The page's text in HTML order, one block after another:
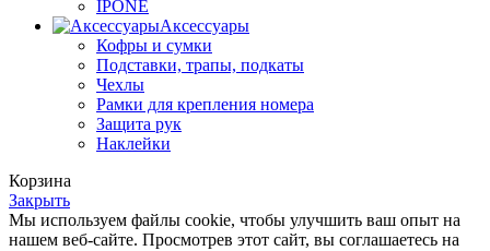
IPONE
Аксессуары
Кофры и сумки
Подставки, трапы, подкаты
Чехлы
Рамки для крепления номера
Защита рук
Наклейки
Корзина
Закрыть
Мы используем файлы cookie, чтобы улучшить ваш опыт на
нашем веб-сайте. Просмотрев этот сайт, вы соглашаетесь на